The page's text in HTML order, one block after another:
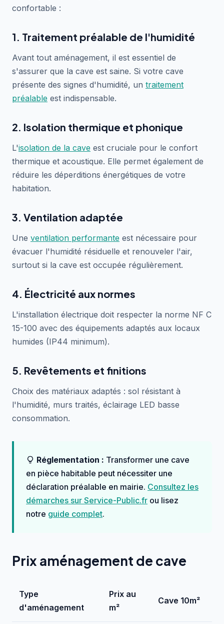
confortable :
1. Traitement préalable de l'humidité
Avant tout aménagement, il est essentiel de
s'assurer que la cave est saine. Si votre cave
présente des signes d'humidité, un traitement
préalable est indispensable.
2. Isolation thermique et phonique
L'isolation de la cave est cruciale pour le confort
thermique et acoustique. Elle permet également de
réduire les déperditions énergétiques de votre
habitation.
3. Ventilation adaptée
Une ventilation performante est nécessaire pour
évacuer l'humidité résiduelle et renouveler l'air,
surtout si la cave est occupée régulièrement.
4. Électricité aux normes
L'installation électrique doit respecter la norme NF C
15-100 avec des équipements adaptés aux locaux
humides (IP44 minimum).
5. Revêtements et finitions
Choix des matériaux adaptés : sol résistant à
l'humidité, murs traités, éclairage LED basse
consommation.
Réglementation : Transformer une cave
en pièce habitable peut nécessiter une
déclaration préalable en mairie. Consultez les
démarches sur Service-Public.fr ou lisez
notre guide complet.
Prix aménagement de cave
Type
d'aménagement
Prix au
m²
Cave 10m²